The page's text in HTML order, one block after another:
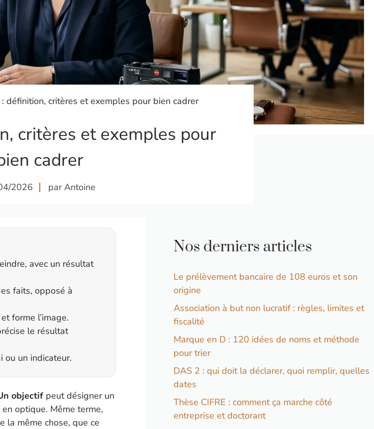
définition, critères et exemples pour bien cadrer
critères et exemples pour
cadrer
2026 par Antoine
avec un résultat
faits, opposé à
forme l’image.
le résultat
ou un indicateur.
objectif peut désigner un
optique. Même terme,
la même chose, que ce
Nos derniers articles
Le prélèvement bancaire de 108 euros et son
origine
Association à but non lucratif : règles, limites et
fiscalité
Marque en D : 120 idées de noms et méthode
pour trier
DAS 2 : qui doit la déclarer, quoi remplir, quelles
dates
Thèse CIFRE : comment ça marche côté
entreprise et doctorant